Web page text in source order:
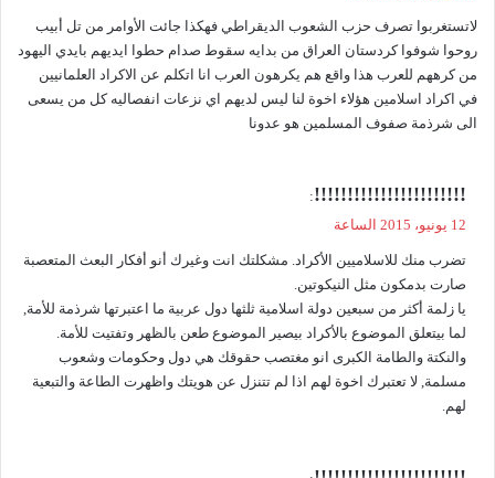
ل
لاتستغربوا تصرف حزب الشعوب الديقراطي فهكذا جائت الأوامر من تل أبيب
روحوا شوفوا كردستان العراق من بدايه سقوط صدام حطوا ايديهم بايدي اليهود
من كرههم للعرب هذا واقع هم يكرهون العرب انا اتكلم عن الاكراد العلمانيين
في اكراد اسلامين هؤلاء اخوة لنا ليس لديهم اي نزعات انفصاليه كل من يسعی
الی شرذمة صفوف المسلمين هو عدونا
ي
ل
!!!!!!!!!!!!!!!!!!!!!!!
:
12 يونيو، 2015 الساعة
تضرب منك للاسلاميين الأكراد. مشكلتك انت وغيرك أنو أفكار البعث المتعصبة
صارت بدمكون مثل النيكوتين.
يا زلمة أكثر من سبعين دولة اسلامية ثلثها دول عربية ما اعتبرتها شرذمة للأمة,
لما بيتعلق الموضوع بالأكراد بيصير الموضوع طعن بالظهر وتفتيت للأمة.
والنكتة والطامة الكبرى انو مغتصب حقوقك هي دول وحكومات وشعوب
مسلمة, لا تعتبرك اخوة لهم اذا لم تتنزل عن هويتك واظهرت الطاعة والتبعية
لهم.
ي